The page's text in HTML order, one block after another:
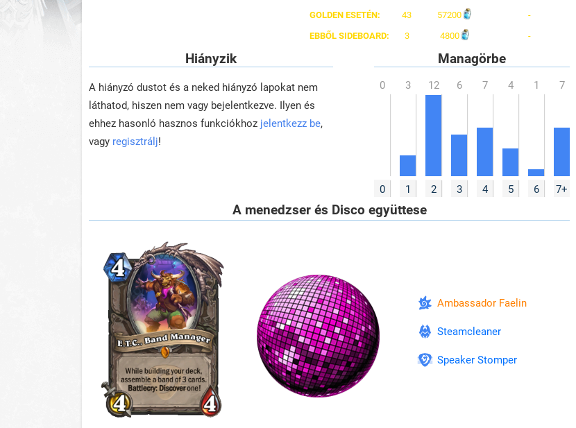
GOLDEN ESETÉN:
43 57200
-
EBBŐL SIDEBOARD:
3 4800 -
Hiányzik
A hiányzó dustot és a neked hiányzó lapokat nem
láthatod, hiszen nem vagy bejelentkezve. Ilyen és
ehhez hasonló hasznos funkciókhoz jelentkezz be,
vagy regisztrálj!
Managörbe
0 1 2 3 4 5 6 7+
A menedzser és Disco együttese
Ambassador Faelin
Steamcleaner
Speaker Stomper